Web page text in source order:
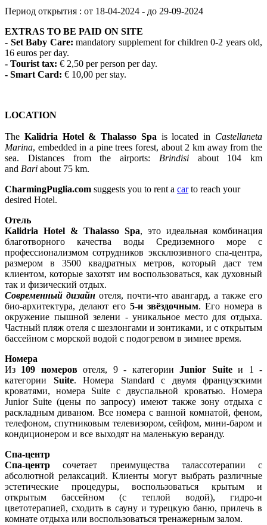
Период открытия : от 18-04-2024 - до 29-09-2024
EXTRAS TO BE PAID ON SITE
- Set Baby Care: mandatory supplement for children 0-2 years old,
16 euros per day.
- Tourist tax: € 2,50 per person per day.
- Smart Card: € 10,00 per stay.
LOCATION
The Kalidria Hotel & Thalasso Spa is located in Castellaneta
Marina, embedded in a pine trees forest, about 2 km away from the
sea. Distances from the airports: Brindisi about 104 km
and Bari about 75 km.
CharmingPuglia.com suggests you to rent a carto reach your
desired Hotel.
Отель
Kalidria Hotel & Thalasso Spa, это идеальная комбинация
благотворного качества воды Средиземного море с
профессионализмом сотрудников эксклюзивного спа-центра,
размером в 3500 квадратных метров, который даст тем
клиентом, которые захотят им воспользоваться, как духовный
так и физический отдых.
Современный дизайн отеля, почти-что авангард, а также его
био-архитектура, делают его 5-и звёздочным. Его номера в
окружение пышной зелени - уникальное место для отдыха.
Частный пляж отеля с шезлонгами и зонтиками, и с открытым
бассейном с морской водой с подогревом в зимнее время.
Номера
Из 109 номеровотеля, 9 - категорииJunior Suiteи 1 -
категории Suite. Номера Standard с двумя французскими
кроватями, номера Suite с двуспальной кроватью. Номера
Junior Suite (цены по запросу) имеют также зону отдыха с
раскладным диваном. Все номера с ванной комнатой, феном,
телефоном, спутниковым телевизором, сейфом, мини-баром и
кондиционером и все выходят на маленькую веранду.
Спа-центр
Спа-центр сочетает преимущества талассотерапии с
абсолютной релаксаций. Клиенты могут выбрать различные
эстетические процедуры, воспользоваться крытым и
открытым бассейном (с теплой вoдой), гидро-и
цветотерапией, сходить в сауну и турецкую баню, прилечь в
комнате отдыха или воспользоваться тренажерным залом.